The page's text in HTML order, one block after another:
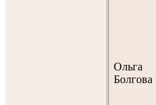
Ольга
Болгова